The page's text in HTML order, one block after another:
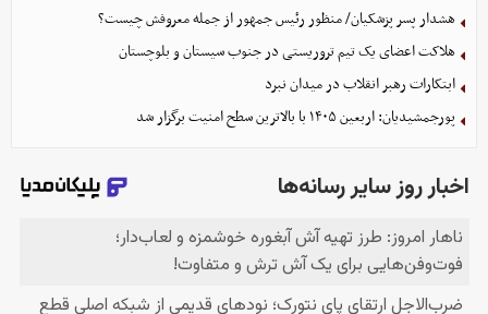
هشدار پسر پزشکیان/ منظور رئیس جمهور از جمله معروفش چیست؟
هلاکت اعضای یک تیم تروریستی در جنوب سیستان و بلوچستان
ابتکارات رهبر انقلاب در میدان نبرد
پورجمشیدیان: اربعین ۱۴۰۵ با بالاترین سطح امنیت برگزار شد